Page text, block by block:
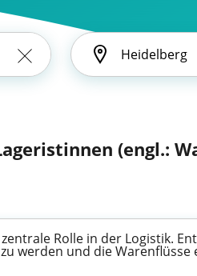
(engl.:
Rolle in der Logistik.
werden und die Warenflüsse